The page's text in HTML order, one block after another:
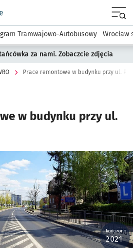
podserwis:
Tramwajowo-Autobusowy Wrocław
za nami. Zobaczcie zdjęcia
Prace remontowe w budynku przy ul.
w budynku przy ul.
Ukończono:
2021